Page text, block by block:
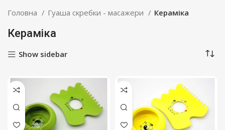
Головна Гуаша скребки - масажери Кераміка
Кераміка
Show sidebar